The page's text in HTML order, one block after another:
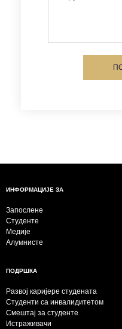
ИНФОРМАЦИЈЕ ЗА
Запослене
Студенте
Медије
Алумнисте
ПОДРШКА
Развој каријере студената
Студенти са инвалидитетом
Смештај за студенте
Истраживачи